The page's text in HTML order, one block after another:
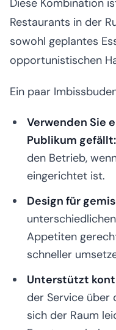
Diese Kombination
Restaurants in der
sowohl geplantes
opportunistischen
Ein paar
Verwenden Sie
Publikum gefällt:
den Betrieb,
eingerichtet ist.
Design für
Appetiten
schneller
Unterstützt
der Service über
sich der Raum